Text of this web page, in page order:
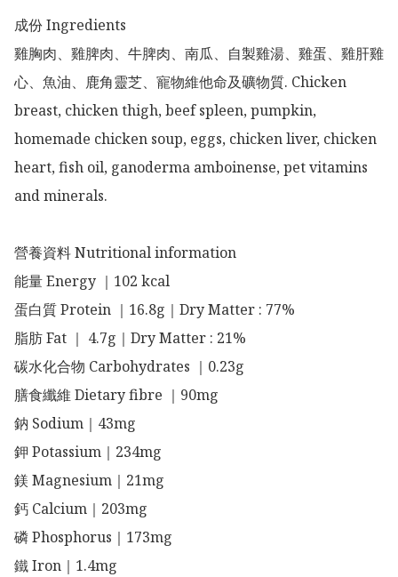
成份 Ingredients
雞胸肉、雞脾肉、牛脾肉、南瓜、自製雞湯、雞蛋、雞肝雞
心、魚油、鹿角靈芝、寵物維他命及礦物質. Chicken
breast, chicken thigh, beef spleen, pumpkin,
homemade chicken soup, eggs, chicken liver, chicken
heart, fish oil, ganoderma amboinense, pet vitamins
and minerals.
營養資料 Nutritional information
能量 Energy ｜102 kcal
蛋白質 Protein ｜16.8g｜Dry Matter : 77%
脂肪 Fat ｜ 4.7g｜Dry Matter : 21%
碳水化合物 Carbohydrates ｜0.23g
膳食纖維 Dietary fibre ｜90mg
鈉 Sodium｜43mg
鉀 Potassium｜234mg
鎂 Magnesium｜21mg
鈣 Calcium｜203mg
磷 Phosphorus｜173mg
鐵 Iron｜1.4mg